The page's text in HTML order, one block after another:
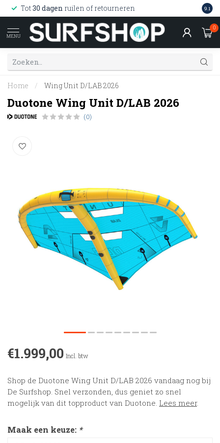
Tot30 dagen ruilen of retourneren 9.1
MENU
0
Home / Wing Unit D/LAB 2026
Duotone Wing Unit D/LAB 2026
(0)
€1.999,00 Incl. btw
Shop de Duotone Wing Unit D/LAB 2026 vandaag nog bij
De Surfshop. Snel verzonden, dus geniet zo snel
mogelijk van dit topproduct van Duotone. Lees meer.
Maak een keuze: *